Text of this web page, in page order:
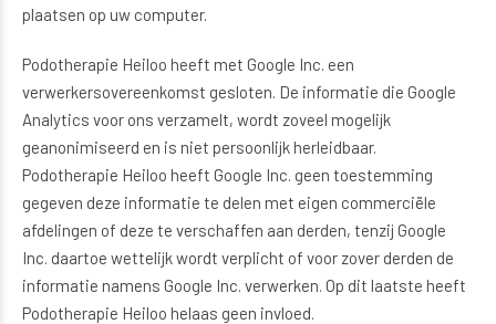
plaatsen op uw computer.
Podotherapie Heiloo heeft met Google Inc. een
verwerkersovereenkomst gesloten. De informatie die Google
Analytics voor ons verzamelt, wordt zoveel mogelijk
geanonimiseerd en is niet persoonlijk herleidbaar.
Podotherapie Heiloo heeft Google Inc. geen toestemming
gegeven deze informatie te delen met eigen commerciële
afdelingen of deze te verschaffen aan derden, tenzij Google
Inc. daartoe wettelijk wordt verplicht of voor zover derden de
informatie namens Google Inc. verwerken. Op dit laatste heeft
Podotherapie Heiloo helaas geen invloed.